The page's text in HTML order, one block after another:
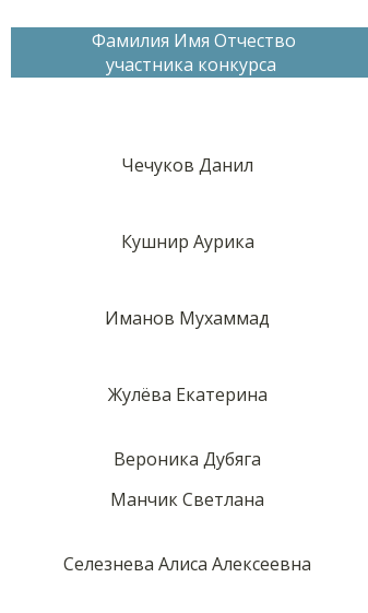
Фамилия Имя Отчество
участника конкурса
Чечуков Данил
Кушнир Аурика
Иманов Мухаммад
Жулёва Екатерина
Вероника Дубяга
Манчик Светлана
Селезнева Алиса Алексеевна